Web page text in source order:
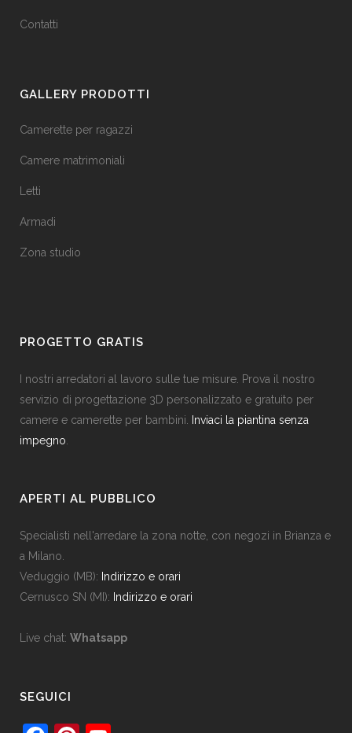
Contatti
GALLERY PRODOTTI
Camerette per ragazzi
Camere matrimoniali
Letti
Armadi
Zona studio
PROGETTO GRATIS
I nostri arredatori al lavoro sulle tue misure. Prova il nostro
servizio di progettazione 3D personalizzato e gratuito per
camere e camerette per bambini.
Inviaci la piantina senza
impegno
APERTI AL PUBBLICO
Specialisti nell'arredare la zona notte, con negozi in Brianza e
a Milano.
Veduggio (MB): Indirizzo e orari
Cernusco SN (MI): Indirizzo e orari
Live chat: Whatsapp
SEGUICI